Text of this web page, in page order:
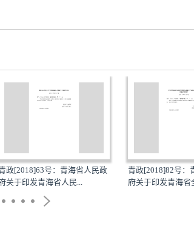
政[2018]63号：青海省人民政
关于印发青海省人民...
青政[2018]82号：
府关于印发青海省